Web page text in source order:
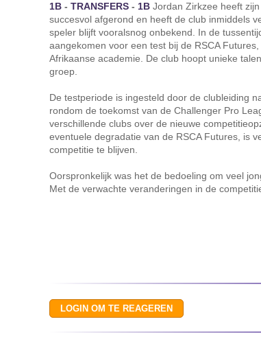
1B - TRANSFERS - 1B Jordan Zirkzee heeft
succesvol afgerond en heeft de club inmiddels
speler blijft vooralsnog onbekend. In de
aangekomen voor een test bij de RSCA
Afrikaanse academie. De club hoopt unieke
groep.
De testperiode is ingesteld door de clubleiding
rondom de toekomst van de Challenger Pro
verschillende clubs over de nieuwe
eventuele degradatie van de RSCA Futures, is
competitie te blijven.
Oorspronkelijk was het de bedoeling om veel
Met de verwachte veranderingen in de